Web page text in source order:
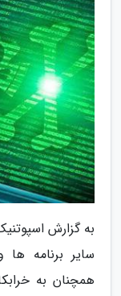
سایر برنامه
همچنان به